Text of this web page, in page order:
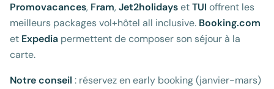
Promovacances, Fram,Jet2holidaysetTUI offrent les
meilleurs packages vol+hôtel all inclusive. Booking.com
et Expedia permettent de composer son séjour à la
carte.
Notre conseil : réservez en early booking (janvier-mars)